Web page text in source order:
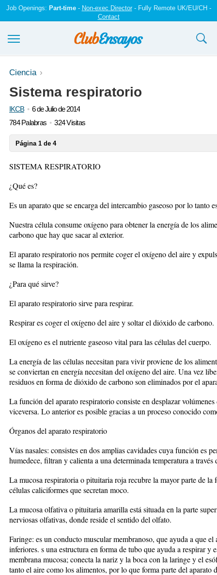
Job Openings: Part-time- Non-exec Director- Fully Remote UK/EU/CH -
Contact
Ensayos y trabajos
Registrarse
Iniciar sesión
Ciencia
Sistema respiratorio
IKCB
6 de Julio de 2014
784 Palabras
324 Visitas
Página 1 de 4
SISTEMA RESPIRATORIO
¿Qué es?
Es un aparato que se encarga del intercambio gaseoso por lo tanto
Nuestra célula consume oxígeno para obtener la energía de los
carbono que hay que sacar al exterior.
El aparato respiratorio nos permite coger el oxígeno del aire y
se llama la respiración.
¿Para qué sirve?
El aparato respiratorio sirve para respirar.
Respirar es coger el oxígeno del aire y soltar el dióxido de carbono.
El oxígeno es el nutriente gaseoso vital para las células del cuerpo.
La energía de las células necesitan para vivir proviene de los
se conviertan en energía necesitan del oxígeno del aire. Una vez
residuos en forma de dióxido de carbono son eliminados por el
La función del aparato respiratorio consiste en desplazar
viceversa. Lo anterior es posible gracias a un proceso conocido
Órganos del aparato respiratorio
Vías nasales: consistes en dos amplias cavidades cuya función es
humedece, filtran y calienta a una determinada temperatura a
La mucosa respiratoria o pituitaria roja recubre la mayor parte de la
células caliciformes que secretan moco.
La mucosa olfativa o pituitaria amarilla está situada en la parte
nerviosas olfativas, donde reside el sentido del olfato.
Faringe: es un conducto muscular membranoso, que ayuda a que el
inferiores. s una estructura en forma de tubo que ayuda a respirar y
membrana mucosa; conecta la nariz y la boca con la laringe y el
tanto el aire como los alimentos, por lo que forma parte del aparato